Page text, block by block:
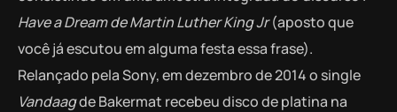
Have a Dream de Martin Luther King Jr(aposto que
você já escutou em alguma festa essa frase).
Relançado pela Sony, em dezembro de 2014 o single
Vandaagde Bakermat recebeu disco de platina na